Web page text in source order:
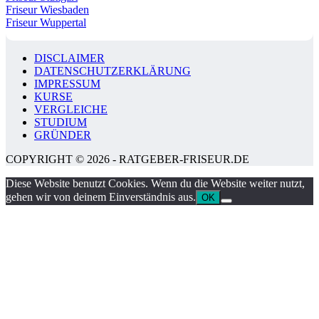
Friseur Wiesbaden
Friseur Wuppertal
DISCLAIMER
DATENSCHUTZERKLÄRUNG
IMPRESSUM
KURSE
VERGLEICHE
STUDIUM
GRÜNDER
COPYRIGHT © 2026 - RATGEBER-FRISEUR.DE
Diese Website benutzt Cookies. Wenn du die Website weiter nutzt,
gehen wir von deinem Einverständnis aus. OK